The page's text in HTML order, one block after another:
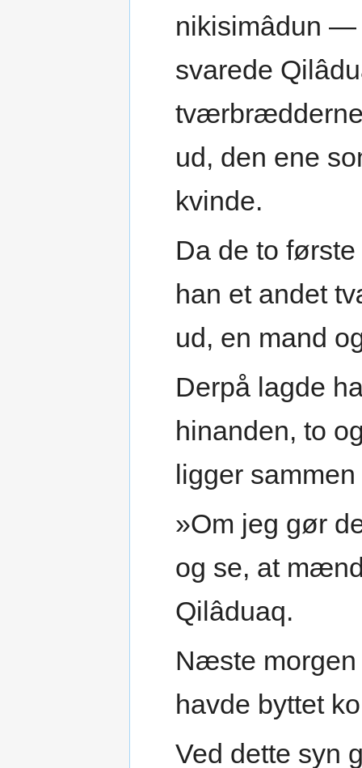
nikisimâdun —
svarede
ud, den ene
kvinde.
Da de to
han et andet
ud, en mand
Derpå lagde
hinanden, to
ligger
»Om jeg gør
og se, at
Qilâduaq.
Næste
havde byttet
Ved dette syn